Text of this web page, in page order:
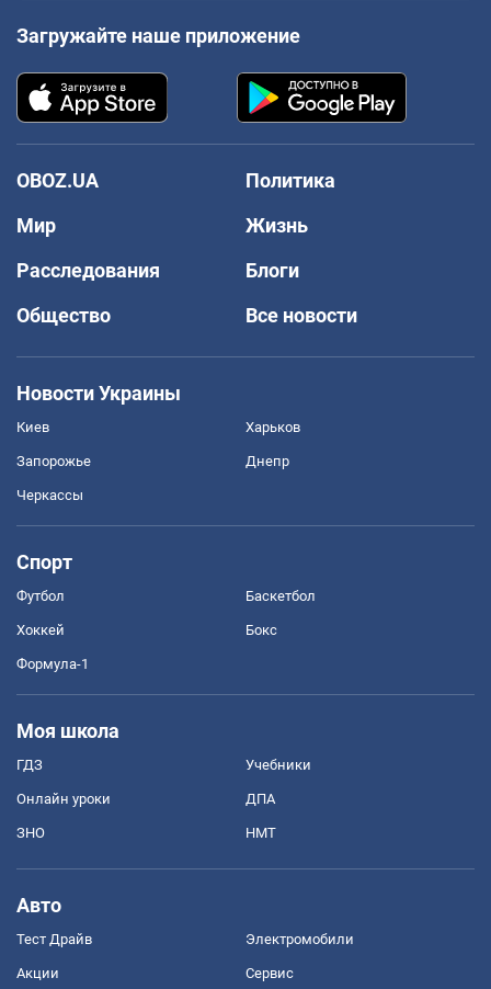
Загружайте наше приложение
OBOZ.UA
Политика
Мир
Жизнь
Расследования
Блоги
Общество
Все новости
Новости Украины
Киев Харьков
Запорожье Днепр
Черкассы
Спорт
Футбол Баскетбол
Хоккей Бокс
Формула-1
Моя школа
ГДЗ Учебники
Онлайн уроки ДПА
ЗНО НМТ
Авто
Тест Драйв Электромобили
Акции Сервис